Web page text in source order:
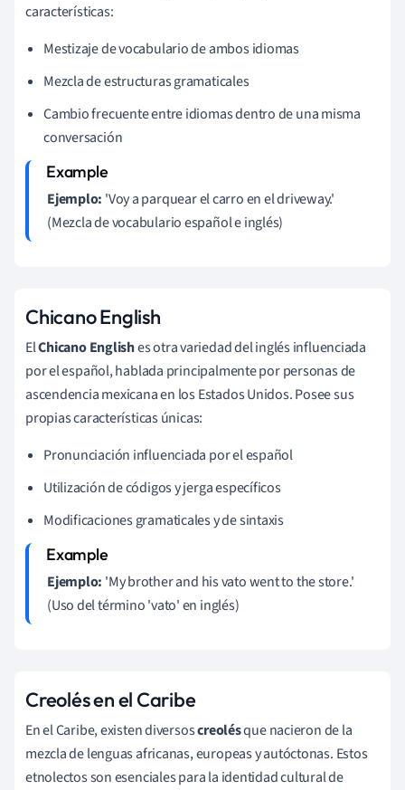
características:
Mestizaje de vocabulario de ambos idiomas
Mezcla de estructuras gramaticales
Cambio frecuente entre idiomas dentro de una misma
conversación
Ejemplo: 'Voy a parquear el carro en el driveway.'
(Mezcla de vocabulario español e inglés)
Chicano English
ElChicano Englishes otra variedad del inglés influenciada
por el español, hablada principalmente por personas de
ascendencia mexicana en los Estados Unidos. Posee sus
propias características únicas:
Pronunciación influenciada por el español
Utilización de códigos y jerga específicos
Modificaciones gramaticales y de sintaxis
Ejemplo: 'My brother and his vato went to the store.'
(Uso del término 'vato' en inglés)
Creolés en el Caribe
En el Caribe, existen diversoscreolésque nacieron de la
mezcla de lenguas africanas, europeas y autóctonas. Estos
etnolectos son esenciales para la identidad cultural de